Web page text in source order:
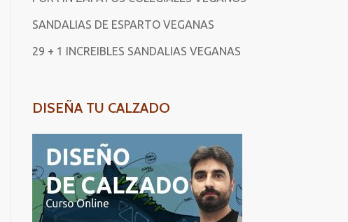
SANDALIAS DE ESPARTO VEGANAS
29 + 1 INCREIBLES SANDALIAS VEGANAS
DISEÑA TU CALZADO